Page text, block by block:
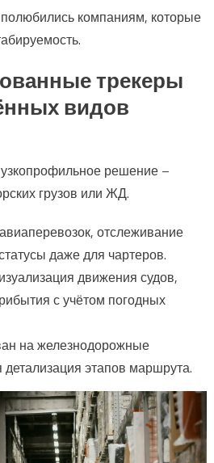
компаниям, которые
трекеры
видов
решение –
грузов или ЖД.
отслеживание
даже для чартеров.
движения судов,
с учётом погодных
на железнодорожные
этапов маршрута.